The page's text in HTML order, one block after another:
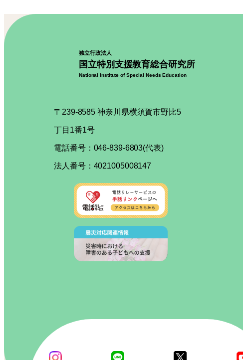
独立行政法人
国立特別支援教育総合研究所
National Institute of Special Needs Education
〒239-8585 神奈川県横須賀市野比5
丁目1番1号
電話番号：046-839-6803(代表)
法人番号：4021005008147